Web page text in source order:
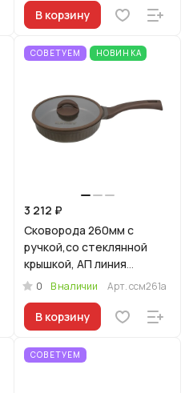
В корзину
СОВЕТУЕМ НОВИНКА
3 212 ₽
Сковорода 260мм с
ручкой,со стеклянной
крышкой, АП линия
"Стелла"(мокко)
0 В наличии Арт.ссм261а
В корзину
СОВЕТУЕМ